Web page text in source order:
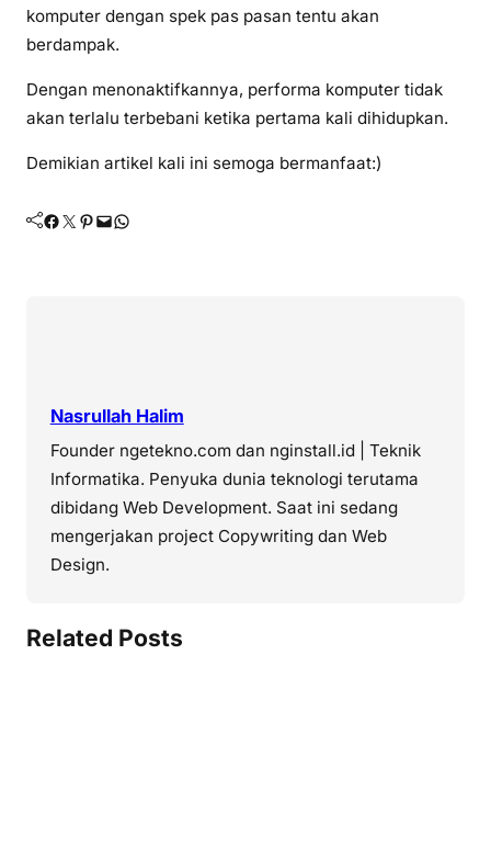
komputer dengan spek pas pasan tentu akan
berdampak.
Dengan menonaktifkannya, performa komputer tidak
akan terlalu terbebani ketika pertama kali dihidupkan.
Demikian artikel kali ini semoga bermanfaat:)
Facebook Twitter Pinterest Mail WhatsApp
Nasrullah Halim
Founder ngetekno.com dan nginstall.id | Teknik
Informatika. Penyuka dunia teknologi terutama
dibidang Web Development. Saat ini sedang
mengerjakan project Copywriting dan Web
Design.
Related Posts